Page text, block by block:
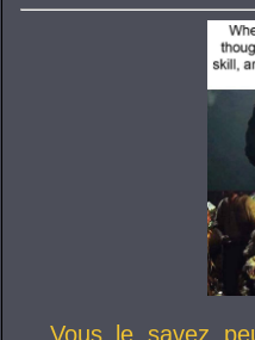
Vous le savez